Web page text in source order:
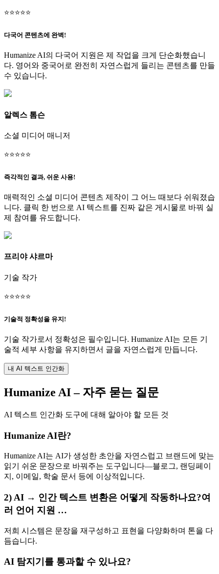
⭐⭐⭐⭐⭐
다국어 콘텐츠에 완벽!
Humanize AI의 다국어 지원은 제 작업을 크게 단순화했습니
다. 영어와 중국어로 완전히 자연스럽게 들리는 콘텐츠를 만들
수 있습니다.
알렉스 톰슨
소셜 미디어 매니저
⭐⭐⭐⭐⭐
즉각적인 결과, 쉬운 사용!
매력적인 소셜 미디어 콘텐츠 제작이 그 어느 때보다 쉬워졌습
니다. 클릭 한 번으로 AI 텍스트를 진짜 같은 게시물로 바꿔 실
제 참여를 유도합니다.
프리야 샤르마
기술 작가
⭐⭐⭐⭐⭐
기술적 정확성을 유지!
기술 작가로서 정확성은 필수입니다. Humanize AI는 모든 기
술적 세부 사항을 유지하면서 글을 자연스럽게 만듭니다.
내 AI 텍스트 인간화
Humanize AI – 자주 묻는 질문
AI 텍스트 인간화 도구에 대해 알아야 할 모든 것
Humanize AI란?
Humanize AI는 AI가 생성한 초안을 자연스럽고 브랜드에 맞는
읽기 쉬운 문장으로 바꿔주는 도구입니다—블로그, 랜딩페이
지, 이메일, 학술 문서 등에 이상적입니다.
2) AI → 인간 텍스트 변환은 어떻게 작동하나요?여
러 언어 지원 …
저희 시스템은 문장을 재구성하고 표현을 다양화하며 톤을 다
듬습니다.
AI 탐지기를 통과할 수 있나요?